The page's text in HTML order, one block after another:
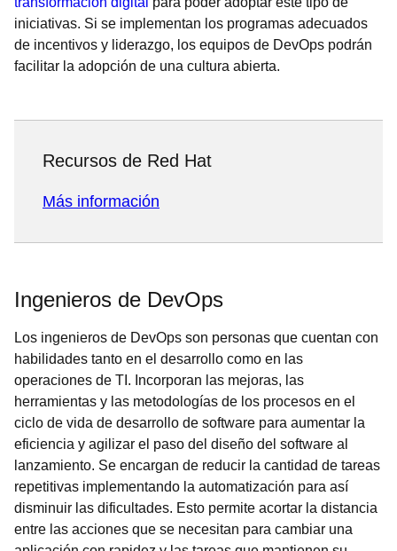
iniciativas. Si se implementan los programas adecuados
de incentivos y liderazgo, los equipos de DevOps podrán
facilitar la adopción de una cultura abierta.
Recursos de Red Hat
Más información
Ingenieros de DevOps
Los ingenieros de DevOps son personas que cuentan con
habilidades tanto en el desarrollo como en las
operaciones de TI. Incorporan las mejoras, las
herramientas y las metodologías de los procesos en el
ciclo de vida de desarrollo de software para aumentar la
eficiencia y agilizar el paso del diseño del software al
lanzamiento. Se encargan de reducir la cantidad de tareas
repetitivas implementando la automatización para así
disminuir las dificultades. Esto permite acortar la distancia
entre las acciones que se necesitan para cambiar una